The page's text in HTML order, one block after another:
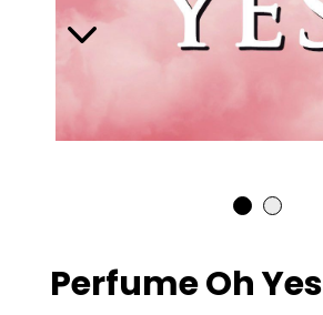
Perfume Oh Yes